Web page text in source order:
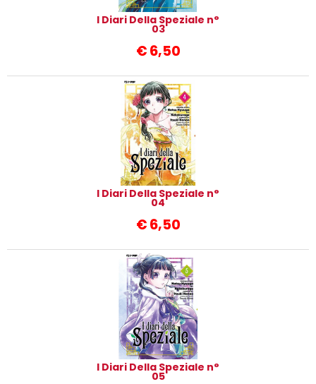
I Diari Della Speziale n°
03
€6,50
I Diari Della Speziale n°
04
€6,50
I Diari Della Speziale n°
05